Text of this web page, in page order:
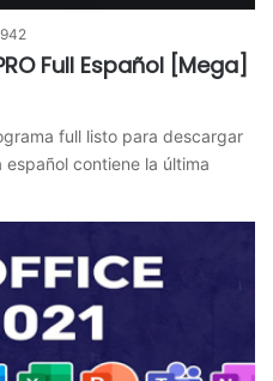
Full Español [Mega]
full listo para descargar
contiene la última